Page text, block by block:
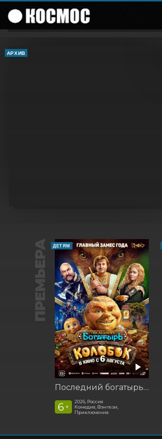
АРХИВ
ПРЕМЬЕРА ДЕТЯМ
Последний богатырь. Колобок
6 +
2026, Россия
Комедия, Фэнтези,
Приключения